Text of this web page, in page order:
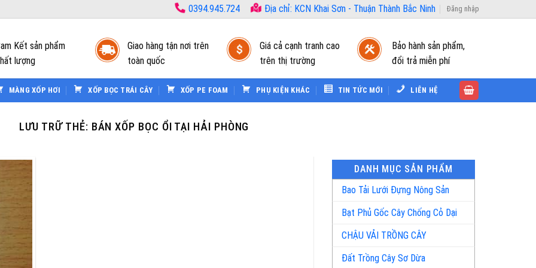
0394.945.724 Địa chỉ: KCN Khai Sơn - Thuận Thành Bắc Ninh Đăng nhập
Kết sản phẩm
lượng
Giao hàng tận nơi trên
toàn quốc
Giá cả cạnh tranh cao
trên thị trường
Bảo hành sản phẩm,
đổi trả miễn phí
MÀNG XỐP HƠI XỐP BỌC TRÁI CÂY XỐP PE FOAM PHỤ KIỆN KHÁC TIN TỨC MỚI LIÊN HỆ
LƯU TRỮ THẺ: BÁN XỐP BỌC ỔI TẠI HẢI PHÒNG
DANH MỤC SẢN PHẨM
Bao Tải Lưới Đựng Nông Sản
Bạt Phủ Gốc Cây Chống Cỏ Dại
CHẬU VẢI TRỒNG CÂY
Đất Trồng Cây Sơ Dừa